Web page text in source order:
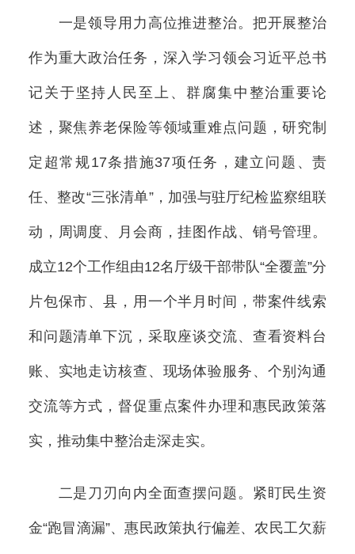
一是领导用力高位推进整治。把开展整治
作为重大政治任务，深入学习领会习近平总书
记关于坚持人民至上、群腐集中整治重要论
述，聚焦养老保险等领域重难点问题，研究制
定超常规17条措施37项任务，建立问题、责
任、整改“三张清单”，加强与驻厅纪检监察组联
动，周调度、月会商，挂图作战、销号管理。
成立12个工作组由12名厅级干部带队“全覆盖”分
片包保市、县，用一个半月时间，带案件线索
和问题清单下沉，采取座谈交流、查看资料台
账、实地走访核查、现场体验服务、个别沟通
交流等方式，督促重点案件办理和惠民政策落
实，推动集中整治走深走实。
二是刀刃向内全面查摆问题。紧盯民生资
金“跑冒滴漏”、惠民政策执行偏差、农民工欠薪